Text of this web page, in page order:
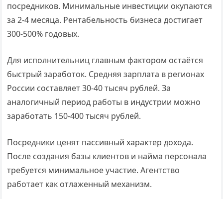
посредников. Минимальные инвестиции окупаются
за 2-4 месяца. Рентабельность бизнеса достигает
300-500% годовых.
Для исполнительниц главным фактором остаётся
быстрый заработок. Средняя зарплата в регионах
России составляет 30-40 тысяч рублей. За
аналогичный период работы в индустрии можно
заработать 150-400 тысяч рублей.
Посредники ценят пассивный характер дохода.
После создания базы клиентов и найма персонала
требуется минимальное участие. Агентство
работает как отлаженный механизм.